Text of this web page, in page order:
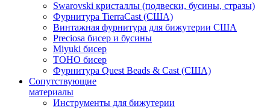
Swarovski кристаллы (подвески, бусины, стразы)
Фурнитура TierraCast (США)
Винтажная фурнитура для бижутерии США
Preciosa бисер и бусины
Miyuki бисер
TOHO бисер
Фурнитура Quest Beads & Cast (США)
Сопутствующие
материалы
Инструменты для бижутерии